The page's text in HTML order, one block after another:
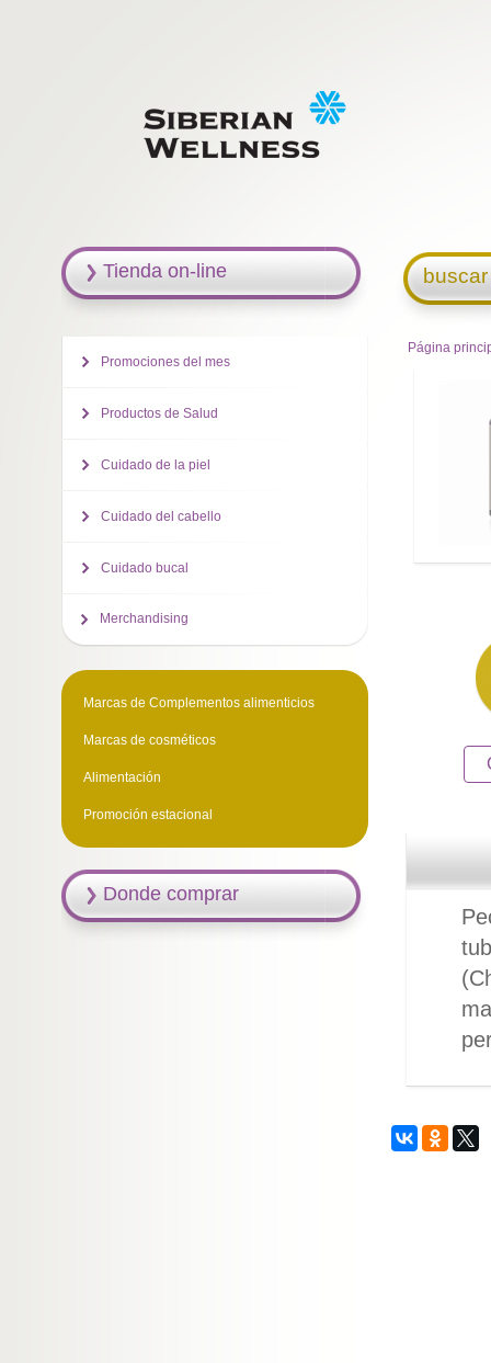
Página
Tienda on-line
Promociones del mes
Productos de Salud
Cuidado de la piel
Cuidado del cabello
Cuidado bucal
Merchandising
Marcas de Complementos alimenticios
Marcas de cosméticos
Alimentación
Promoción estacional
Donde comprar